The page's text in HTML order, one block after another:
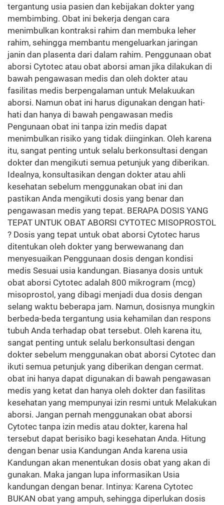
tergantung usia pasien dan kebijakan dokter yang
membimbing. Obat ini bekerja dengan cara
menimbulkan kontraksi rahim dan membuka leher
rahim, sehingga membantu mengeluarkan jaringan
janin dan plasenta dari dalam rahim. Penggunaan obat
aborsi Cytotec atau obat aborsi aman jika dilakukan di
bawah pengawasan medis dan oleh dokter atau
fasilitas medis berpengalaman untuk Melakuukan
aborsi. Namun obat ini harus digunakan dengan hati-
hati dan hanya di bawah pengawasan medis
Pengunaan obat ini tanpa izin medis dapat
menimbulkan risiko yang tidak diinginkan. Oleh karena
itu, sangat penting untuk selalu berkonsultasi dengan
dokter dan mengikuti semua petunjuk yang diberikan.
Idealnya, konsultasikan dengan dokter atau ahli
kesehatan sebelum menggunakan obat ini dan
pastikan Anda mengikuti dosis yang benar dan
pengawasan medis yang tepat. BERAPA DOSIS YANG
TEPAT UNTUK OBAT ABORSI CYTOTEC MISOPROSTOL
? Dosis yang tepat untuk obat aborsi Cytotec harus
ditentukan oleh dokter yang berwewanang dan
menyesuaikan Penggunaan dosis dengan kondisi
medis Sesuai usia kandungan. Biasanya dosis untuk
obat aborsi Cytotec adalah 800 mikrogram (mcg)
misoprostol, yang dibagi menjadi dua dosis dengan
selang waktu beberapa jam. Namun, dosisnya mungkin
berbeda-beda tergantung usia kehamilan dan respons
tubuh Anda terhadap obat tersebut. Oleh karena itu,
sangat penting untuk selalu berkonsultasi dengan
dokter sebelum menggunakan obat aborsi Cytotec dan
ikuti semua petunjuk yang diberikan dengan cermat.
obat ini hanya dapat digunakan di bawah pengawasan
medis yang ketat dan hanya oleh dokter dan fasilitas
kesehatan yang mempunyai izin resmi untuk Melakukan
aborsi. Jangan pernah menggunakan obat aborsi
Cytotec tanpa izin medis atau dokter, karena hal
tersebut dapat berisiko bagi kesehatan Anda. Hitung
dengan benar usia Kandungan Anda karena usia
Kandungan akan menentukan dosis obat yang akan di
gunakan. Maka jangan lupa informasikan Usia
kandungan dengan benar. Intinya: Karena Cytotec
BUKAN obat yang ampuh, sehingga diperlukan dosis